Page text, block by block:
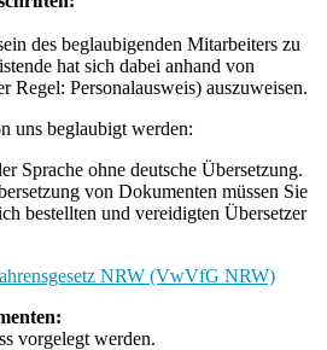
des beglaubigenden Mitarbeiters zu
hat sich dabei anhand von
Regel: Personalausweis) auszuweisen.
uns beglaubigt werden:
Sprache ohne deutsche Übersetzung.
von Dokumenten müssen Sie
bestellten und vereidigten Übersetzer
NRW (VwVfG NRW)
vorgelegt werden.